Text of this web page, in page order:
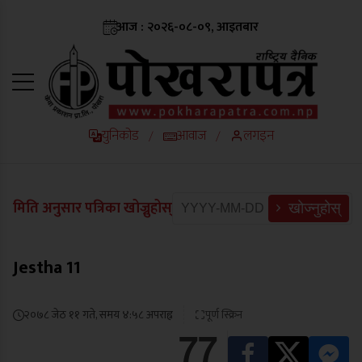
आज : २०२६-०८-०९, आइतबार
युनिकोड / आवाज / लगइन
मिति अनुसार पत्रिका खोज्नुहोस् खोज्नुहोस्
Jestha 11
२०७८ जेठ ११ गते, समय ४:५८ अपराह्न पूर्ण स्क्रिन
77